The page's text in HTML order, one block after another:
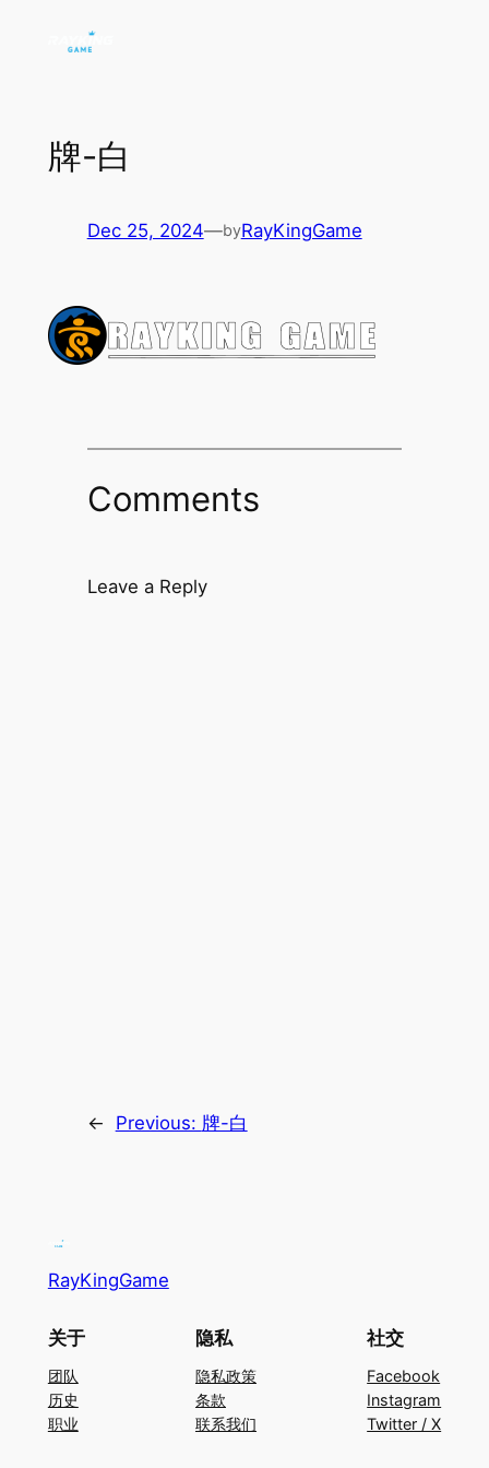
牌-白
Dec 25, 2024—byRayKingGame
Comments
Leave a Reply
← Previous: 牌-白
RayKingGame
关于
团队
历史
职业
隐私
隐私政策
条款
联系我们
社交
Facebook
Instagram
Twitter / X